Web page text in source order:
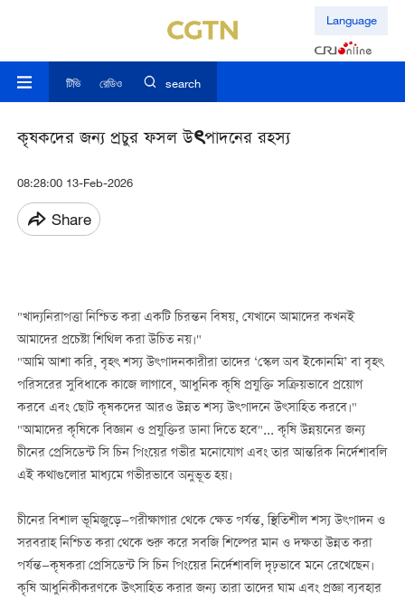
Language
টিভি রেডিও search
কৃষকদের জন্য প্রচুর ফসল উৎপাদনের রহস্য
08:28:00 13-Feb-2026
Share
"খাদ্যনিরাপত্তা নিশ্চিত করা একটি চিরন্তন বিষয়, যেখানে আমাদের কখনই
আমাদের প্রচেষ্টা শিথিল করা উচিত নয়।"
"আমি আশা করি, বৃহৎ শস্য উৎপাদনকারীরা তাদের ‘স্কেল অব ইকোনমি’ বা বৃহৎ
পরিসরের সুবিধাকে কাজে লাগাবে, আধুনিক কৃষি প্রযুক্তি সক্রিয়ভাবে প্রয়োগ
করবে এবং ছোট কৃষকদের আরও উন্নত শস্য উৎপাদনে উৎসাহিত করবে।"
"আমাদের কৃষিকে বিজ্ঞান ও প্রযুক্তির ডানা দিতে হবে"... কৃষি উন্নয়নের জন্য
চীনের প্রেসিডেন্ট সি চিন পিংয়ের গভীর মনোযোগ এবং তার আন্তরিক নির্দেশাবলি
এই কথাগুলোর মাধ্যমে গভীরভাবে অনুভূত হয়।
চীনের বিশাল ভূমিজুড়ে—পরীক্ষাগার থেকে ক্ষেত পর্যন্ত, স্থিতিশীল শস্য উৎপাদন ও
সরবরাহ নিশ্চিত করা থেকে শুরু করে সবজি শিল্পের মান ও দক্ষতা উন্নত করা
পর্যন্ত—কৃষকরা প্রেসিডেন্ট সি চিন পিংয়ের নির্দেশাবলি দৃঢ়ভাবে মনে রেখেছেন।
কৃষি আধুনিকীকরণকে উৎসাহিত করার জন্য তারা তাদের ঘাম এবং প্রজ্ঞা ব্যবহার